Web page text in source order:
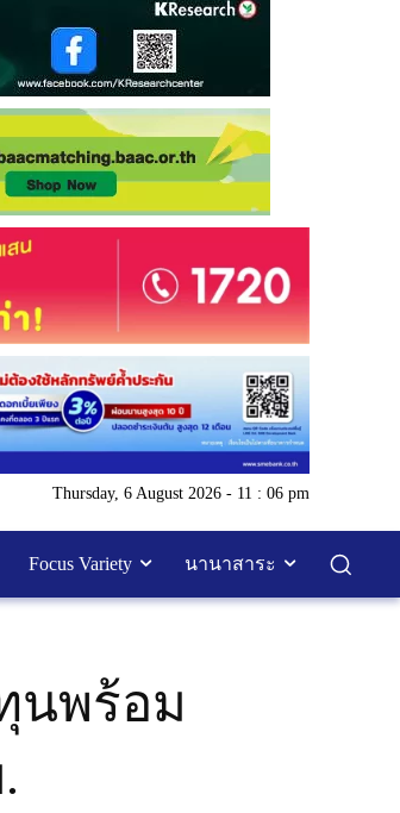
Thursday, 6 August 2026 - 11 : 06 pm
Focus Variety นานาสาระ
นพร้อม
.